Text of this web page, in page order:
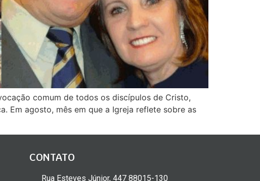
comum de todos os discípulos de Cristo,
Em agosto, mês em que a Igreja reflete sobre as
CONTATO
Rua Esteves Júnior, 447 88015-130